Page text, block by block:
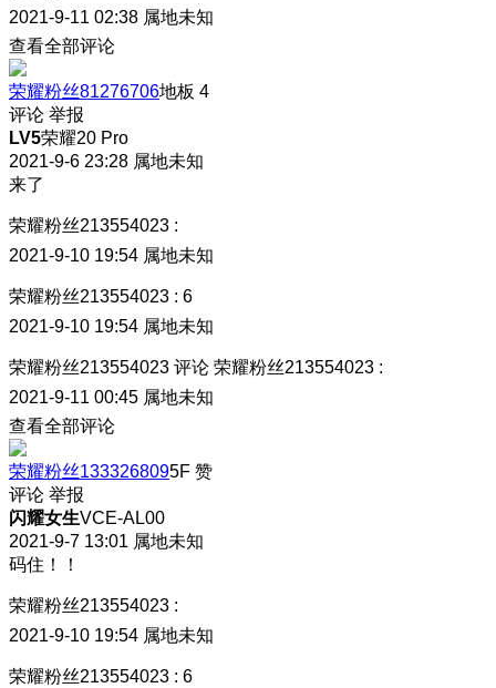
2021-9-11 02:38 属地未知
查看全部评论
荣耀粉丝81276706地板 4
评论 举报
LV5荣耀20 Pro
2021-9-6 23:28 属地未知
来了
荣耀粉丝213554023 :
2021-9-10 19:54 属地未知
荣耀粉丝213554023 : 6
2021-9-10 19:54 属地未知
荣耀粉丝213554023 评论 荣耀粉丝213554023 :
2021-9-11 00:45 属地未知
查看全部评论
荣耀粉丝1333268095F 赞
评论 举报
闪耀女生VCE-AL00
2021-9-7 13:01 属地未知
码住！！
荣耀粉丝213554023 :
2021-9-10 19:54 属地未知
荣耀粉丝213554023 : 6